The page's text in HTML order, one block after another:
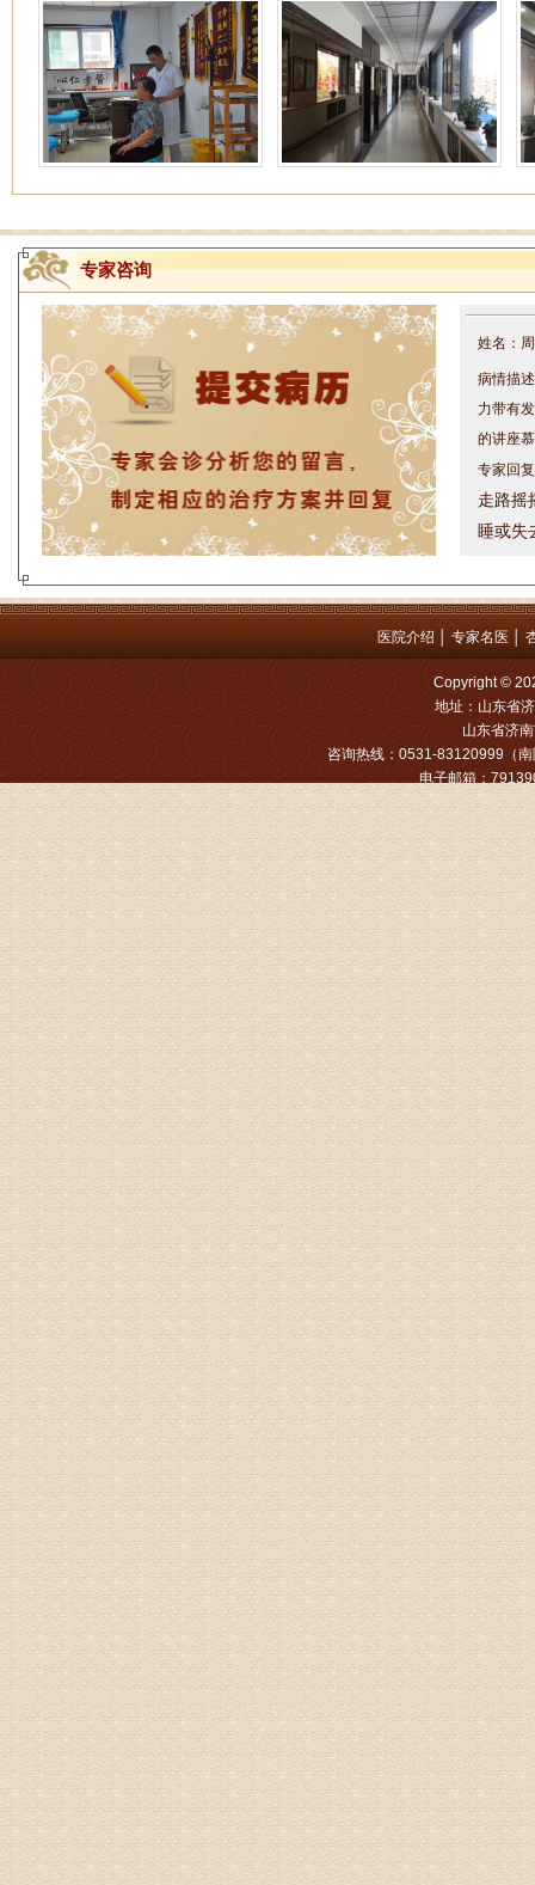
专家咨询
姓名：
病情描
力带有
的讲座
专家回
走路摇
睡或失
问题都
是：
姓名：
病情描
专家回
姓名：
病情描
专家回
姓名：
病情描
专家回
物灌注
由于你
来院就
姓名：
病情描
由于来
姓名：
病情描
专家回
液，同
外用、
姓名：
病情描
专家回
的检查
济南杏
术，无
由于专
姓名
病情描
专家回
先需要
同时，
由于我
医院介绍 专家名医
Copyright ©
地址：山东省
山东省济南
咨询热线：0531-83120999（
电子邮箱：